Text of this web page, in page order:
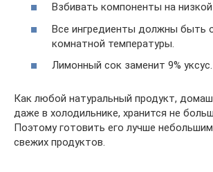
Взбивать компоненты на
Все ингредиенты должны быть
комнатной температуры.
Лимонный сок заменит 9% уксус.
Как любой натуральный продукт,
даже в холодильнике, хранится не
Поэтому готовить его лучше
свежих продуктов.